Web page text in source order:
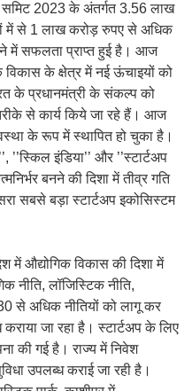
समिट 2023 के अंतर्गत 3.56 लाख
में से 1 लाख करोड़ रुपए से अधिक
में सफलता प्राप्त हुई है। आज
विकास के क्षेत्र में नई ऊंचाइयों को
के प्रधानमंत्री के संकल्प को
से कार्य किये जा रहे हैं। आज
के रूप में स्थापित हो चुका है।
’’स्किल इंडिया’’ और ’’स्टार्टअप
बनने की दिशा में तीव्र गति
सबसे बड़ा स्टार्टअप इकोसिस्टम
में औद्योगिक विकास की दिशा में
नीति, लॉजिस्टिक नीति,
से अधिक नीतियों को लागू कर
कराया जा रहा है। स्टार्टअप के लिए
की गई है। राज्य में निवेश
उपलब्ध कराई जा रही है।